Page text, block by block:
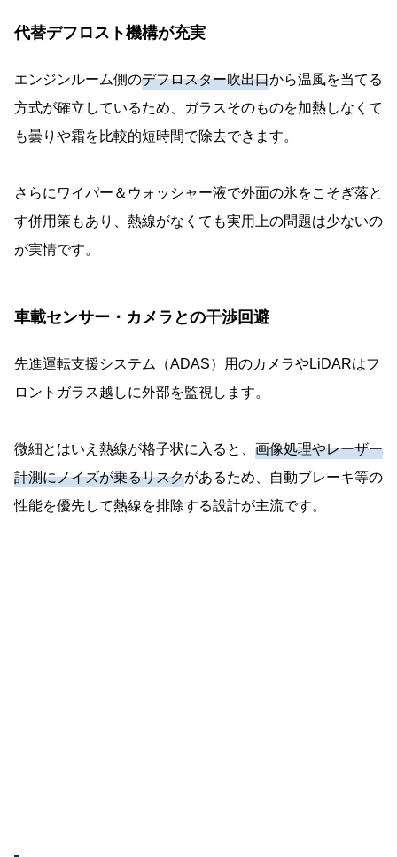
代替デフロスト機構が充実
エンジンルーム側のデフロスター吹出口から温風を当てる
方式が確立しているため、ガラスそのものを加熱しなくて
も曇りや霜を比較的短時間で除去できます。
さらにワイパー＆ウォッシャー液で外面の氷をこそぎ落と
す併用策もあり、熱線がなくても実用上の問題は少ないの
が実情です。
車載センサー・カメラとの干渉回避
先進運転支援システム（ADAS）用のカメラやLiDARはフ
ロントガラス越しに外部を監視します。
微細とはいえ熱線が格子状に入ると、 画像処理やレーザー
計測にノイズが乗るリスクがあるため、自動ブレーキ等の
性能を優先して熱線を排除する設計が主流です。